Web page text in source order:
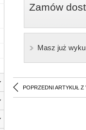
Zamów
Masz już
POPRZEDNI ARTYKUŁ Z